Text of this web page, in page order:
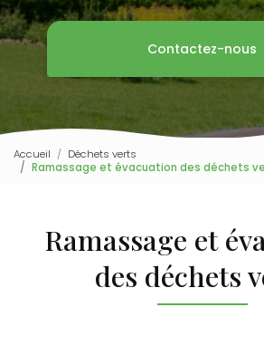
Contactez-nous
Accueil
Déchets verts
Ramassage et évacuation des déchets
Ramassage et
des déchets